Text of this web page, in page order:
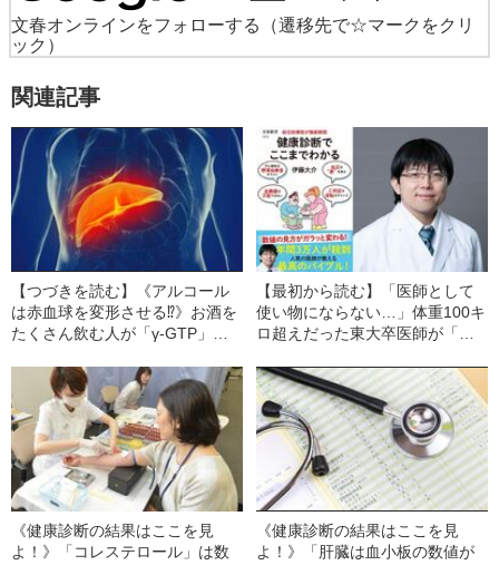
文春オンラインをフォローする
（遷移先で☆マークをクリ
ック）
関連記事
【つづきを読む】《アルコール
は赤血球を変形させる⁉》お酒を
たくさん飲む人が「γ-GTP」
で気にするべき検査項目とは
【最初から読む】「医師として
使い物にならない…」体重100キ
ロ超えだった東大卒医師が「健
30キロのダイエットに成功する
まで
《健康診断の結果はここを見
よ！》「コレステロール」は数
《健康診断の結果はここを見
よ！》「肝臓は血小板の数値が